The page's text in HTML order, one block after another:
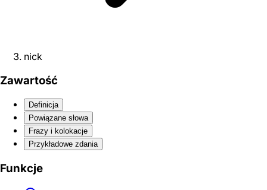
nick
Zawartość
Definicja
Powiązane słowa
Frazy i kolokacje
Przykładowe zdania
Funkcje